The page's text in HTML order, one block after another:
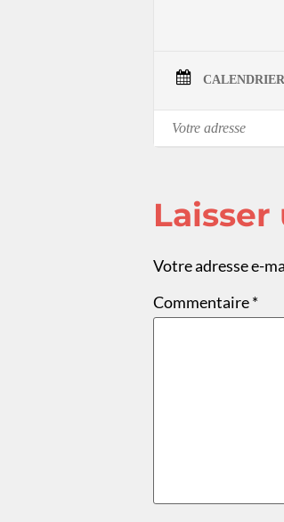
CALENDRIER
Votre adresse e-
Commentaire*